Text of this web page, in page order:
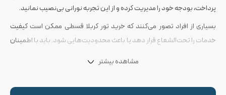
پرداخت، بودجه خود را مدیریت کرده و از این تجربه نورانی بی‌نصیب نمانید.
بسیاری از افراد تصور می‌کنند که خرید تور کربلا قسطی ممکن است کیفیت
خدمات را تحت‌الشعاع قرار دهد یا باعث محدودیت‌هایی شود. باید با اطمینان
مسافران نقدی و اقساطی وجود ندارد. تمام تلاش رسم زیارت بر این است که با
مشاهده بیشتر